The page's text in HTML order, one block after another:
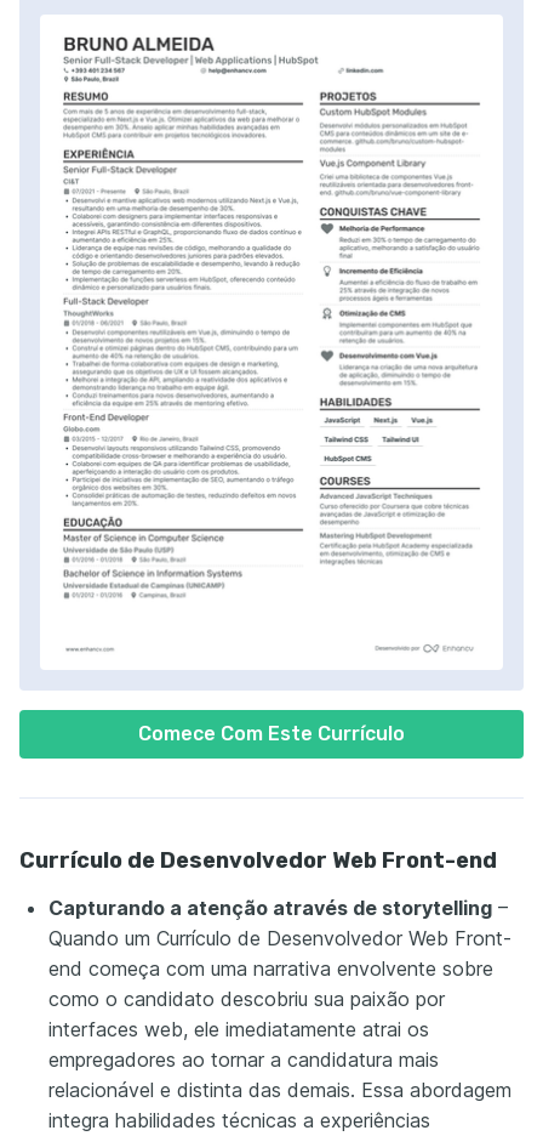
Comece Com Este Currículo
Currículo de Desenvolvedor Web Front-end
Capturando a atenção através de storytelling –
Quando um Currículo de Desenvolvedor Web Front-
end começa com uma narrativa envolvente sobre
como o candidato descobriu sua paixão por
interfaces web, ele imediatamente atrai os
empregadores ao tornar a candidatura mais
relacionável e distinta das demais. Essa abordagem
integra habilidades técnicas a experiências